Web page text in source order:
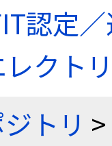
認定
クト
トリ >